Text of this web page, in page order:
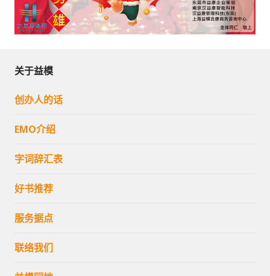
关于益模
创办人的话
EMO介绍
字词辞汇表
好书推荐
服务据点
联络我们